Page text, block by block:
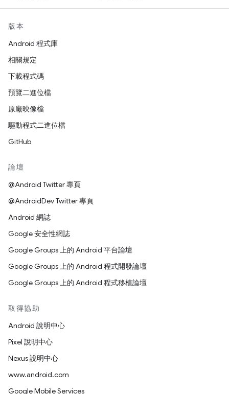
版本
Android 程式庫
相關規定
下載程式碼
預覽二進位檔
原廠映像檔
驅動程式二進位檔
GitHub
論壇
@Android Twitter 專頁
@AndroidDev Twitter 專頁
Android 網誌
Google 安全性網誌
Google Groups 上的 Android 平台論壇
Google Groups 上的 Android 程式開發論壇
Google Groups 上的 Android 程式移植論壇
取得協助
Android 說明中心
Pixel 說明中心
Nexus 說明中心
www.android.com
Google Mobile Services